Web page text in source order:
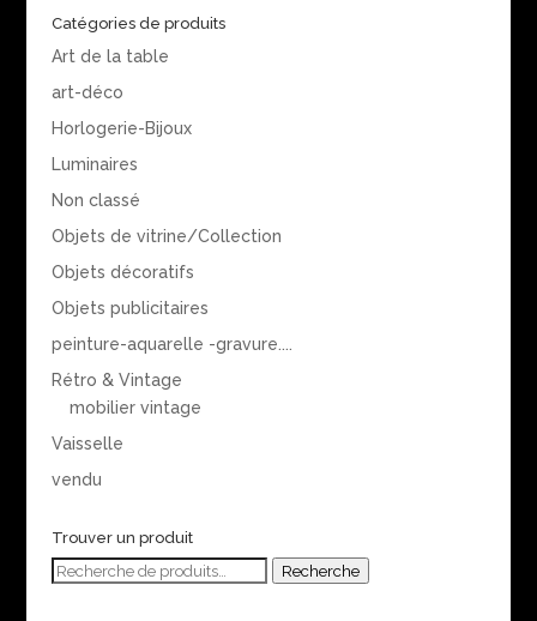
Catégories de produits
Art de la table
art-déco
Horlogerie-Bijoux
Luminaires
Non classé
Objets de vitrine/Collection
Objets décoratifs
Objets publicitaires
peinture-aquarelle -gravure....
Rétro & Vintage
mobilier vintage
Vaisselle
vendu
Trouver un produit
Recherche
Recherche